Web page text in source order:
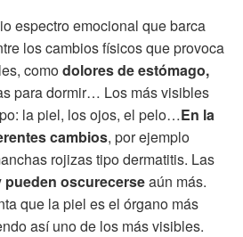
espectro emocional que barca
los cambios físicos que provoca
comodolores de estómago,
para dormir… Los más visibles
la piel, los ojos, el pelo…En la
cambios, por ejemplo
rojizas tipo dermatitis. Las
pueden oscurecerseaún más.
que la piel es el órgano más
así uno de los más visibles.